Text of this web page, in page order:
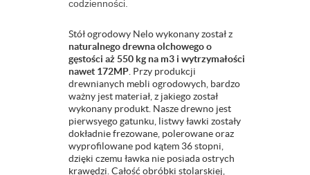
codzienności.
Stół ogrodowy Nelo wykonany został z
naturalnego drewna olchowego o
gęstości aż 550 kg na m3 i wytrzymałości
nawet 172MP. Przy produkcji
drewnianych mebli ogrodowych, bardzo
ważny jest materiał, z jakiego został
wykonany produkt. Nasze drewno jest
pierwsyego gatunku, listwy ławki zostały
dokładnie frezowane, polerowane oraz
wyprofilowane pod kątem 36 stopni,
dzięki czemu ławka nie posiada ostrych
krawędzi. Całość obróbki stolarskiej,